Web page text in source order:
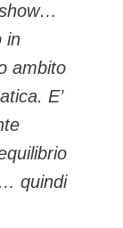
in
ambito
E’
quindi